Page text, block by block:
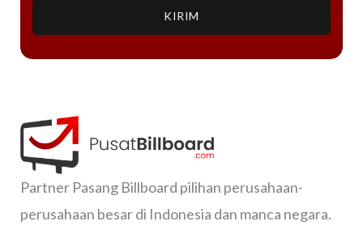
KIRIM
Partner Pasang Billboard pilihan perusahaan-
perusahaan besar di Indonesia dan manca negara.